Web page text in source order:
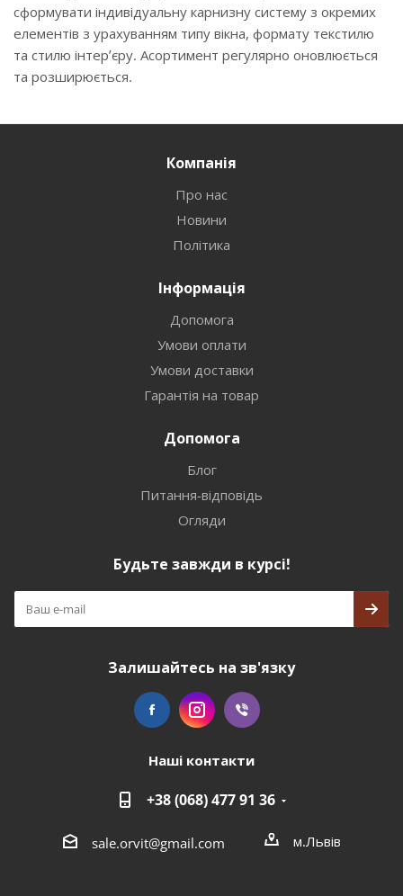
сформувати індивідуальну карнизну систему з окремих
елементів з урахуванням типу вікна, формату текстилю
та стилю інтер’єру. Асортимент регулярно оновлюється
та розширюється.
Компанія
Про нас
Новини
Політика
Інформація
Допомога
Умови оплати
Умови доставки
Гарантія на товар
Допомога
Блог
Питання-відповідь
Огляди
Будьте завжди в курсі!
Залишайтесь на зв'язку
Наші контакти
+38 (068) 477 91 36
sale.orvit@gmail.com м.Львів